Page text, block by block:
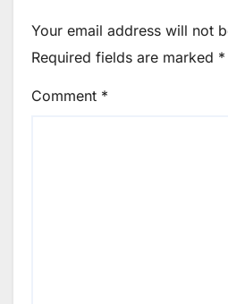
Your email address will not
Required fields are marked *
Comment *